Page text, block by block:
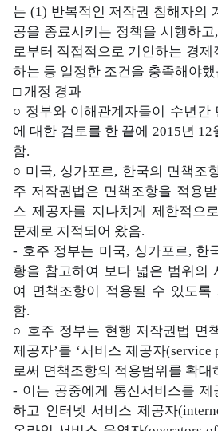
는 (1) 반복적인 저작권 침해자의
공을 종료시키는 정책을 시행하
로부터 직접적으로 기인하는 경
하는 등 일정한 조건을 충족해야했
□ 개정 경과
○ 정부와 이해관계자들이 수년간
에 대한 검토를 한 끝에 2015년
함.
○ 미국, 싱가포르, 한국의 면책조
주 저작권법은 면책조항을 적용
스 제공자를 지나치게 제한적으
문제로 지적되어 왔음.
- 호주 정부는 미국, 싱가포르, 한
황을 참고하여 보다 넓은 범위의
여 면책조항이 적용될 수 있도록
함.
○ 호주 정부는 현행 저작권법 면
제공자’를 ‘서비스 제공자(service
로써 면책조항의 적용범위를 확대
- 이는 공중에게 통신서비스를 제
하고 인터넷 서비스 제공자